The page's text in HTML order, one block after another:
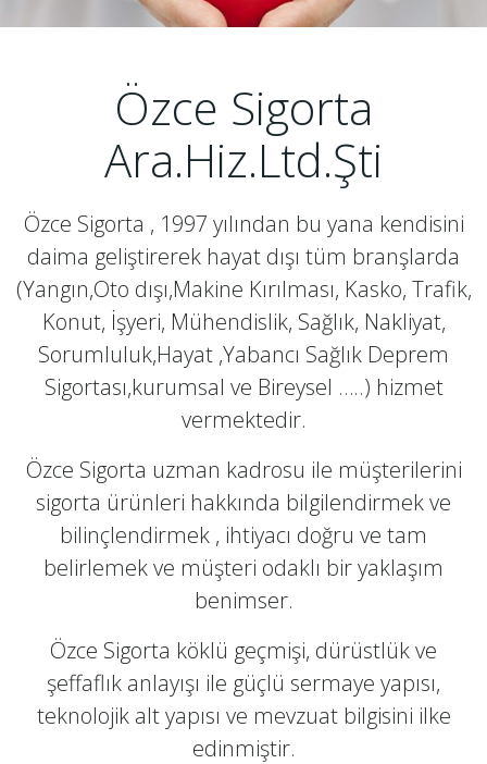
Özce Sigorta
Ara.Hiz.Ltd.Şti
Özce Sigorta , 1997 yılından bu yana kendisini
daima geliştirerek hayat dışı tüm branşlarda
(Yangın,Oto dışı,Makine Kırılması, Kasko, Trafik,
Konut, İşyeri, Mühendislik, Sağlık, Nakliyat,
Sorumluluk,Hayat ,Yabancı Sağlık Deprem
Sigortası,kurumsal ve Bireysel …..) hizmet
vermektedir.
Özce Sigorta uzman kadrosu ile müşterilerini
sigorta ürünleri hakkında bilgilendirmek ve
bilinçlendirmek , ihtiyacı doğru ve tam
belirlemek ve müşteri odaklı bir yaklaşım
benimser.
Özce Sigorta köklü geçmişi, dürüstlük ve
şeffaflık anlayışı ile güçlü sermaye yapısı,
teknolojik alt yapısı ve mevzuat bilgisini ilke
edinmiştir.